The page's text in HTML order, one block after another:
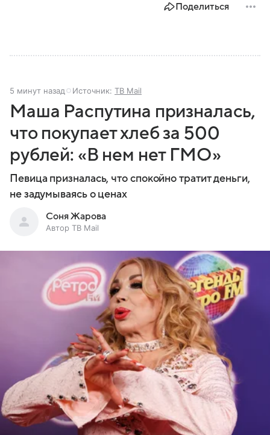
Поделиться
5 минут назад Источник: ТВ Mail
Маша Распутина призналась,
что покупает хлеб за 500
рублей: «В нем нет ГМО»
Певица призналась, что спокойно тратит деньги,
не задумываясь о ценах
Соня Жарова
Автор ТВ Mail